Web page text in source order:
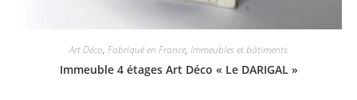
Art Déco, Fabriqué en France, Immeubles et bâtiments
Immeuble 4 étages Art Déco « Le DARIGAL »